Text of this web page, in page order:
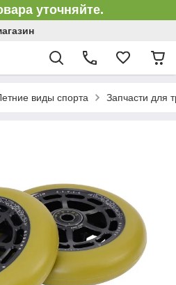
уточняйте.
виды спорта Запчасти для